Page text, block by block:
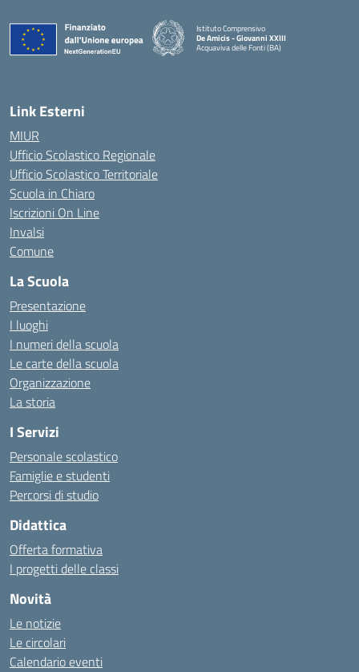
Istituto Comprensivo
De Amicis - Giovanni XXIII
Acquaviva delle Fonti (BA)
— Visita la pagina iniziale della scuola
Link Esterni
MIUR
Ufficio Scolastico Regionale
Ufficio Scolastico Territoriale
Scuola in Chiaro
Iscrizioni On Line
Invalsi
Comune
La Scuola
Presentazione
I luoghi
I numeri della scuola
Le carte della scuola
Organizzazione
La storia
I Servizi
Personale scolastico
Famiglie e studenti
Percorsi di studio
Didattica
Offerta formativa
I progetti delle classi
Novità
Le notizie
Le circolari
Calendario eventi